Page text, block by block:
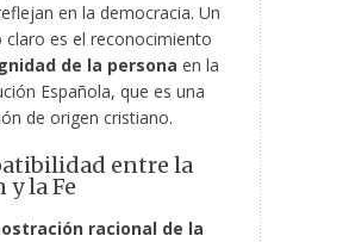
en la democracia. Un
claro es el reconocimiento
de la persona en la
Española, que es una
de origen cristiano.
entre la
y la Fe
racional de la